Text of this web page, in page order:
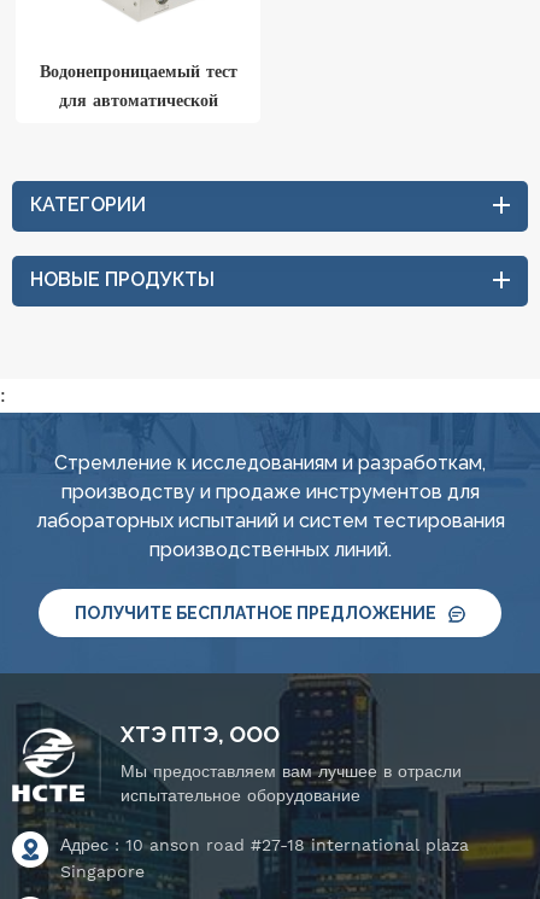
Водонепроницаемый тест
для автоматической
КАТЕГОРИИ
НОВЫЕ ПРОДУКТЫ
:
Стремление к исследованиям и разработкам,
производству и продаже инструментов для
лабораторных испытаний и систем тестирования
производственных линий.
ПОЛУЧИТЕ БЕСПЛАТНОЕ ПРЕДЛОЖЕНИЕ
ХТЭ ПТЭ, ООО
Мы предоставляем вам лучшее в отрасли
испытательное оборудование
Адрес : 10 anson road #27-18 international plaza
Singapore